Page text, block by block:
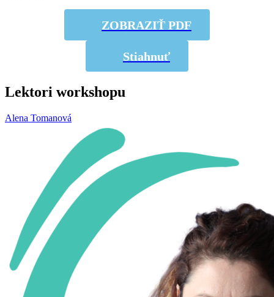
ZOBRAZIŤ PDF
Stiahnuť
Stiahnuť
Lektori workshopu
Alena Tomanová